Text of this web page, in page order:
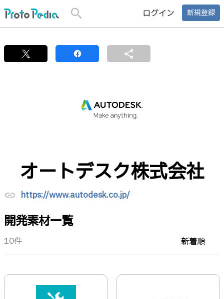
search ログイン 新規登録
share
オートデスク株式会社
link https://www.autodesk.co.jp/
開発素材一覧
10件 新着順